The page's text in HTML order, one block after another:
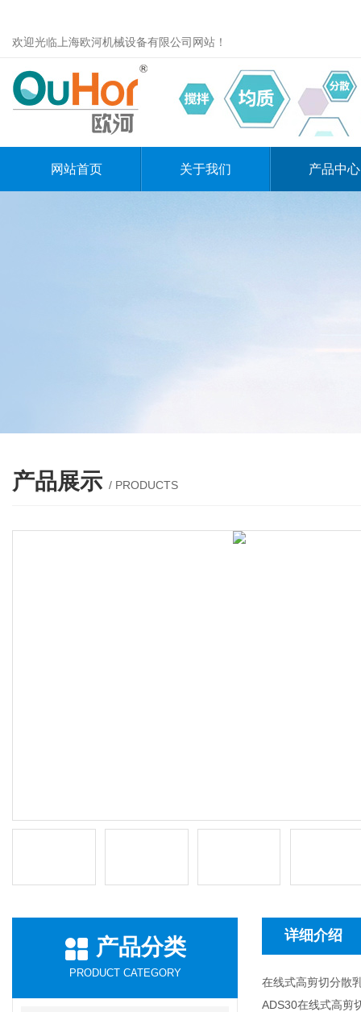
欢迎光临上海欧河机械设备有限公司网站！
网站首页 关于我们 产品中心
产品展示 / PRODUCTS
产品分类
PRODUCT CATEGORY
详细介绍
在线式高剪切分散
ADS30在线式高剪